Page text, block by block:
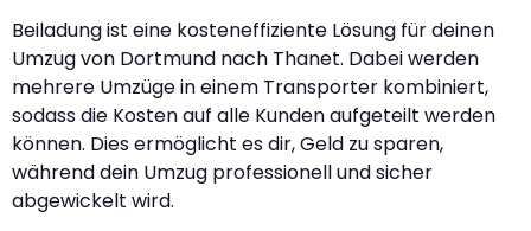
Beiladung ist eine kosteneffiziente Lösung für deinen
Umzug von Dortmund nach Thanet. Dabei werden
mehrere Umzüge in einem Transporter kombiniert,
sodass die Kosten auf alle Kunden aufgeteilt werden
können. Dies ermöglicht es dir, Geld zu sparen,
während dein Umzug professionell und sicher
abgewickelt wird.